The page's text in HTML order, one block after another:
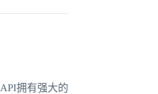
拥有强大的